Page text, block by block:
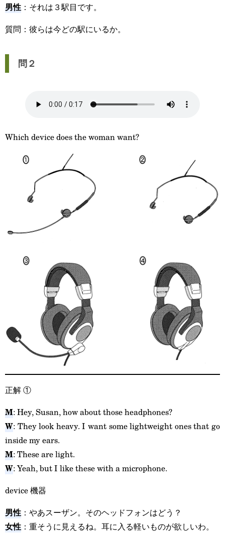
男性 ：それは３駅目です。
質問：彼らは今どの駅にいるか。
問２
Which device does the woman want?
正解①
M: Hey, Susan, how about those headphones?
W: They look heavy. I want some lightweight ones that go
inside my ears.
M: These are light.
W: Yeah, but I like these with a microphone.
device 機器
男性 ：やあスーザン。そのヘッドフォンはどう？
女性 ：重そうに見えるね。耳に入る軽いものが欲しいわ。